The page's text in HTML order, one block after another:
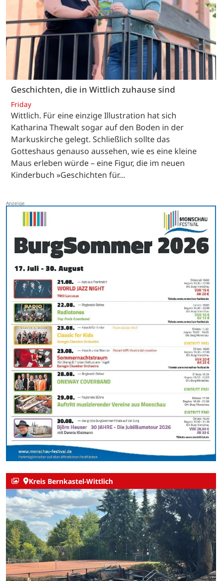
Geschichten, die in Wittlich zuhause sind
Friday
Wittlich. Für eine einzige Illustration hat sich
Katharina Thewalt sogar auf den Boden in der
Markuskirche gelegt. Schließlich sollte das
Gotteshaus genauso aussehen, wie es eine kleine
Maus erleben würde – eine Figur, die im neuen
Kinderbuch »Geschichten für…
Kreis Bernkastel-Wittlich